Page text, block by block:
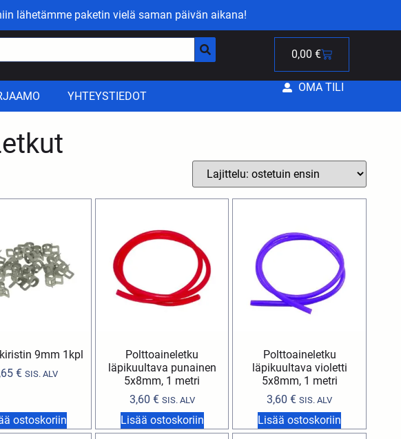
lähetämme paketin vielä saman päivän aikana!
0,00 €
YHTEYSTIEDOT
OMA TILI
9mm 1kpl
€ SIS. ALV
ostoskoriin
Polttoaineletku
läpikuultava punainen
5x8mm, 1 metri
3,60 € SIS. ALV
Lisää ostoskoriin
Polttoaineletku
läpikuultava violetti
5x8mm, 1 metri
3,60€ SIS. ALV
Lisää ostoskoriin